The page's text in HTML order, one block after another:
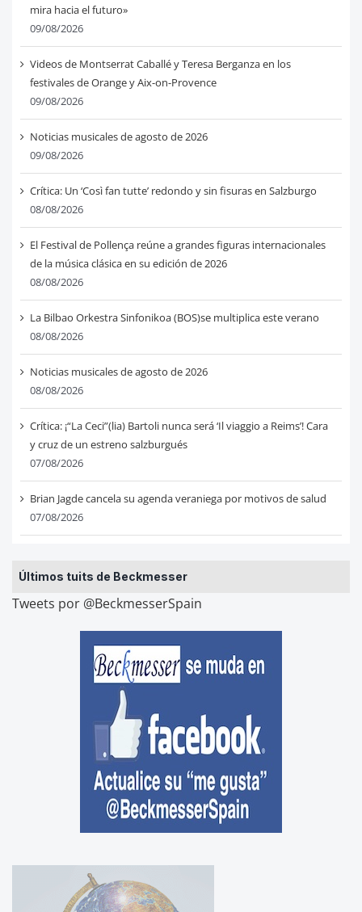
mira hacia el futuro»
09/08/2026
Videos de Montserrat Caballé y Teresa Berganza en los
festivales de Orange y Aix-on-Provence
09/08/2026
Noticias musicales de agosto de 2026
09/08/2026
Crítica: Un ‘Così fan tutte’ redondo y sin fisuras en Salzburgo
08/08/2026
El Festival de Pollença reúne a grandes figuras internacionales
de la música clásica en su edición de 2026
08/08/2026
La Bilbao Orkestra Sinfonikoa (BOS)se multiplica este verano
08/08/2026
Noticias musicales de agosto de 2026
08/08/2026
Crítica: ¡“La Ceci”(lia) Bartoli nunca será ‘Il viaggio a Reims’! Cara
y cruz de un estreno salzburgués
07/08/2026
Brian Jagde cancela su agenda veraniega por motivos de salud
07/08/2026
Últimos tuits de Beckmesser
Tweets por @BeckmesserSpain